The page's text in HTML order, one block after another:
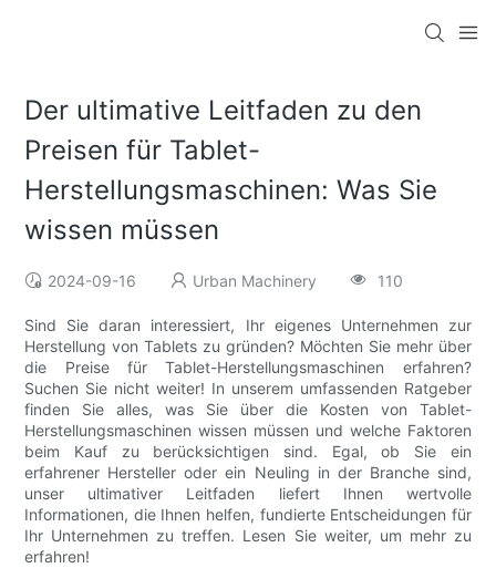
Der ultimative Leitfaden zu den
Preisen für Tablet-
Herstellungsmaschinen: Was Sie
wissen müssen
2024-09-16 Urban Machinery 110
Sind Sie daran interessiert, Ihr eigenes Unternehmen zur
Herstellung von Tablets zu gründen? Möchten Sie mehr über
die Preise für Tablet-Herstellungsmaschinen erfahren?
Suchen Sie nicht weiter! In unserem umfassenden Ratgeber
finden Sie alles, was Sie über die Kosten von Tablet-
Herstellungsmaschinen wissen müssen und welche Faktoren
beim Kauf zu berücksichtigen sind. Egal, ob Sie ein
erfahrener Hersteller oder ein Neuling in der Branche sind,
unser ultimativer Leitfaden liefert Ihnen wertvolle
Informationen, die Ihnen helfen, fundierte Entscheidungen für
Ihr Unternehmen zu treffen. Lesen Sie weiter, um mehr zu
erfahren!